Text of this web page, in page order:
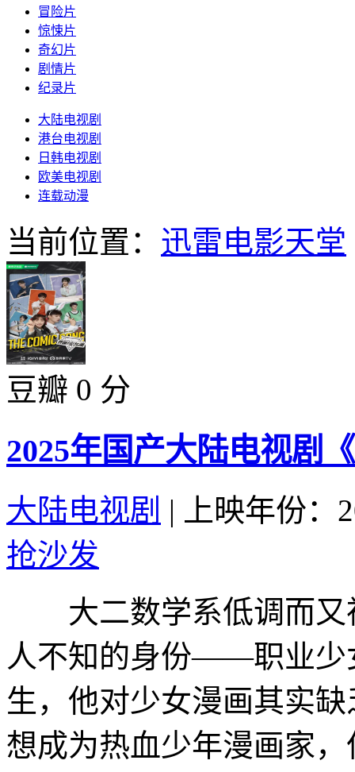
冒险片
惊悚片
奇幻片
剧情片
纪录片
大陆电视剧
港台电视剧
日韩电视剧
欧美电视剧
连载动漫
当前位置： 迅雷电影天堂
豆瓣 0 分
2025年国产大陆电视剧
大陆电视剧 |
上映年份：
抢沙发
大二数学系低调而又
人不知的身份——职业少
生，他对少女漫画其实
想成为热血少年漫画家